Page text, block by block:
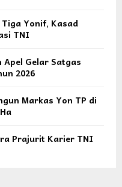
Yonif, Kasad
TNI
Apel Gelar Satgas
2026
Markas Yon TP di
Prajurit Karier TNI